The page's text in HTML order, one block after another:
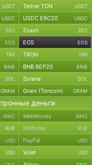
USDT Tether TON USDT
USDC USDC ERC20 USDC
ZEC Zcash ZEC
EOS EOS EOS
TRX TRON TRX
BNB BNB BEP20 BNB
SOL Solana SOL
GRAM Gram (Toncoin) GRAM
деньги
WMZ WebMoney WMZ
RUB ЮMoney RUB
USD PayPal USD
USD Volet USD